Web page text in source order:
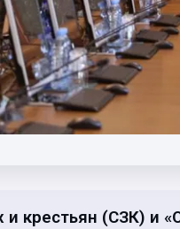
крестьян (СЗК) и